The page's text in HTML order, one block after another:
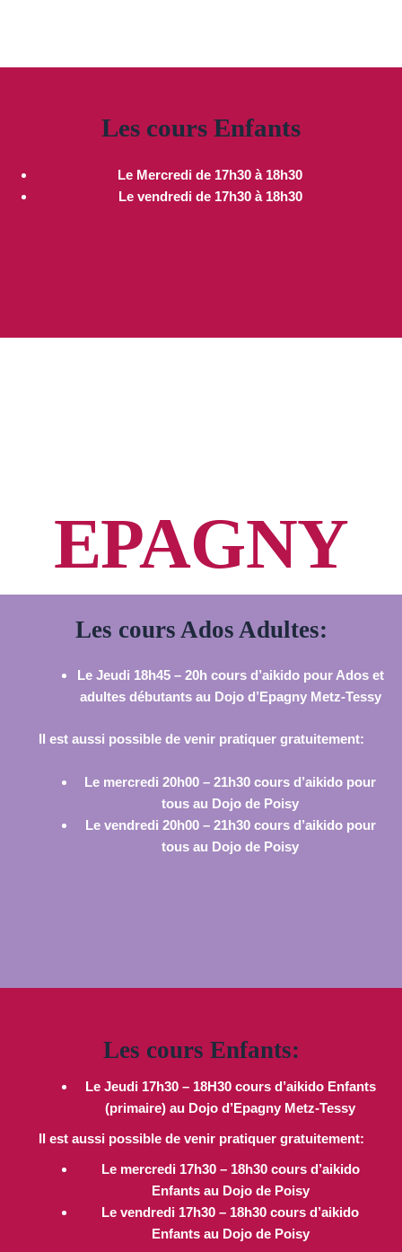
Les cours Enfants
Le Mercredi de 17h30 à 18h30
Le vendredi de 17h30 à 18h30
EPAGNY
Les cours Ados Adultes:
Le Jeudi 18h45 – 20h cours d’aikido pour Ados et
adultes débutants au Dojo d’Epagny Metz-Tessy
Il est aussi possible de venir pratiquer gratuitement:
Le mercredi 20h00 – 21h30 cours d’aikido pour
tous au Dojo de Poisy
Le vendredi 20h00 – 21h30 cours d’aikido pour
tous au Dojo de Poisy
Les cours Enfants:
Le Jeudi 17h30 – 18H30cours d’aikido Enfants
(primaire) au Dojo d’Epagny Metz-Tessy
Il est aussi possible de venir pratiquer gratuitement:
Le mercredi 17h30 – 18h30 cours d’aikido
Enfants au Dojo de Poisy
Le vendredi 17h30 – 18h30 cours d’aikido
Enfants au Dojo de Poisy